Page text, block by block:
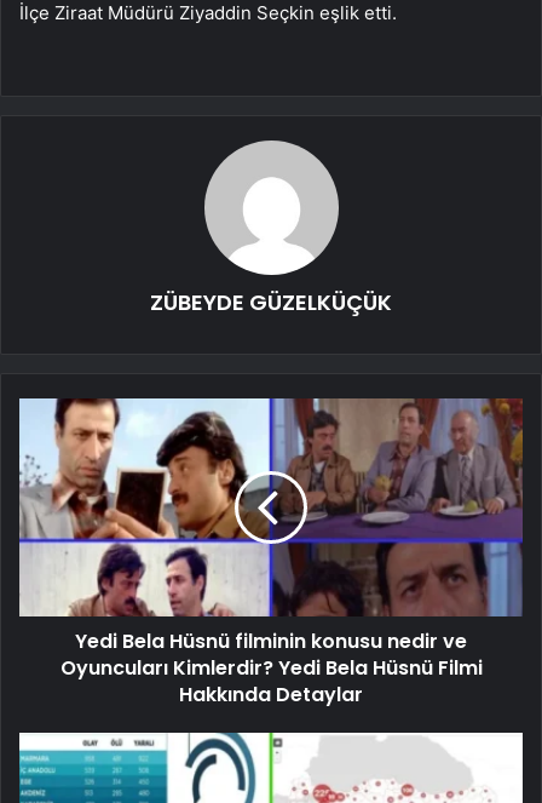
İlçe Ziraat Müdürü Ziyaddin Seçkin eşlik etti.
ZÜBEYDE GÜZELKÜÇÜK
Yedi Bela Hüsnü filminin konusu nedir ve
Oyuncuları Kimlerdir? Yedi Bela Hüsnü Filmi
Hakkında Detaylar